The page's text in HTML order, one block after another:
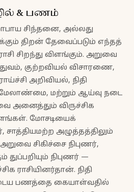
& பணம்
சிந்தனை, அல்லது
திறன் தேவைப்படும் எந்தத்
சிறந்து விளங்கும். அறுவை
குற்றவியல் விசாரணை,
அறிவியல், நிதி
மேலாண்மை, மற்றும் ஆய்வு நடை
அனைத்தும் விருச்சிக
மோசடியைக்
சாத்தியமற்ற அழுத்தத்திலும்
சிகிச்சை நிபுணர்,
நிபுணர் —
ராசியினர்தான். நிதி
பணத்தை கையாள்வதில்